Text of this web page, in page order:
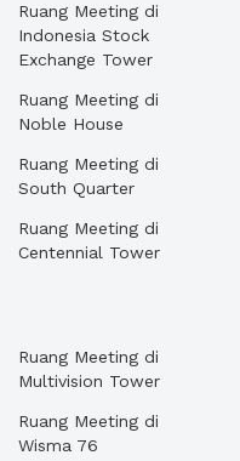
Ruang Meeting di
Indonesia Stock
Exchange Tower
Ruang Meeting di
Noble House
Ruang Meeting di
South Quarter
Ruang Meeting di
Centennial Tower
Ruang Meeting di
Multivision Tower
Ruang Meeting di
Wisma 76